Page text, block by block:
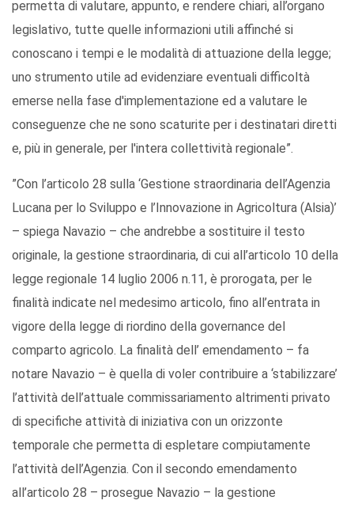
permetta di valutare, appunto, e rendere chiari, all’organo
legislativo, tutte quelle informazioni utili affinché si
conoscano i tempi e le modalità di attuazione della legge;
uno strumento utile ad evidenziare eventuali difficoltà
emerse nella fase d'implementazione ed a valutare le
conseguenze che ne sono scaturite per i destinatari diretti
e, più in generale, per l'intera collettività regionale”.
”Con l’articolo 28 sulla ‘Gestione straordinaria dell’Agenzia
Lucana per lo Sviluppo e l’Innovazione in Agricoltura (Alsia)’
– spiega Navazio – che andrebbe a sostituire il testo
originale, la gestione straordinaria, di cui all’articolo 10 della
legge regionale 14 luglio 2006 n.11, è prorogata, per le
finalità indicate nel medesimo articolo, fino all’entrata in
vigore della legge di riordino della governance del
comparto agricolo. La finalità dell’ emendamento – fa
notare Navazio – è quella di voler contribuire a ‘stabilizzare’
l’attività dell’attuale commissariamento altrimenti privato
di specifiche attività di iniziativa con un orizzonte
temporale che permetta di espletare compiutamente
l’attività dell’Agenzia. Con il secondo emendamento
all’articolo 28 – prosegue Navazio – la gestione